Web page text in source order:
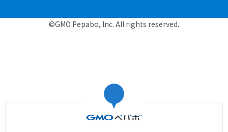
©GMO Pepabo, Inc. All rights reserved.